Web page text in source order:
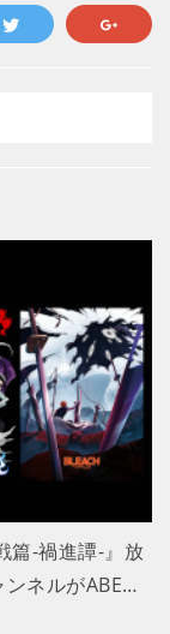
篇-禍進譚-』放
ンネルがABE…